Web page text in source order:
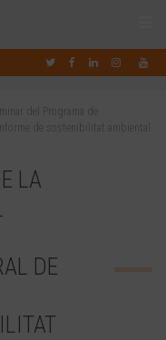
del Programa de
de sostenibilitat ambiental
LA
DE